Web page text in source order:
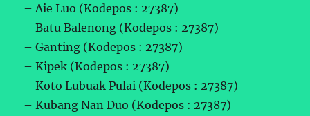
– Aie Luo (Kodepos : 27387)
– Batu Balenong (Kodepos : 27387)
– Ganting (Kodepos : 27387)
– Kipek (Kodepos : 27387)
– Koto Lubuak Pulai (Kodepos : 27387)
– Kubang Nan Duo (Kodepos : 27387)